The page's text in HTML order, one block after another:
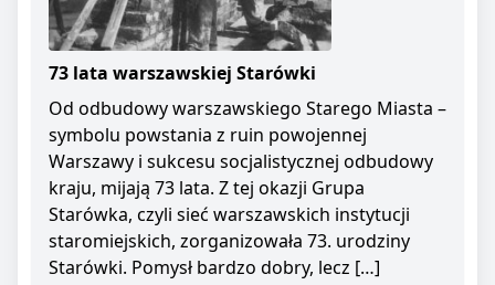
73 lata warszawskiej Starówki
Od odbudowy warszawskiego Starego Miasta –
symbolu powstania z ruin powojennej
Warszawy i sukcesu socjalistycznej odbudowy
kraju, mijają 73 lata. Z tej okazji Grupa
Starówka, czyli sieć warszawskich instytucji
staromiejskich, zorganizowała 73. urodziny
Starówki. Pomysł bardzo dobry, lecz […]